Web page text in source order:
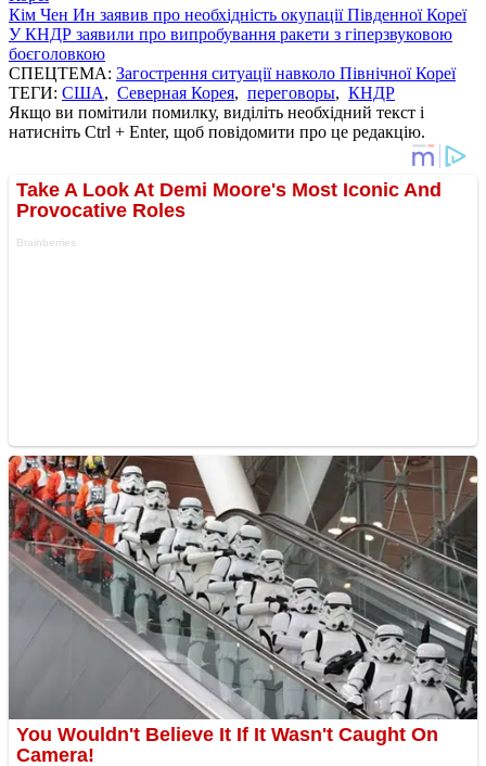
Кім Чен Ин заявив про необхідність окупації Південної Кореї
У КНДР заявили про випробування ракети з гіперзвуковою
боєголовкою
СПЕЦТЕМА: Загострення ситуації навколо Пiвнічної Кореї
ТЕГИ: США, Северная Корея, переговоры, КНДР
Якщо ви помітили помилку, виділіть необхідний текст і
натисніть Ctrl + Enter, щоб повідомити про це редакцію.